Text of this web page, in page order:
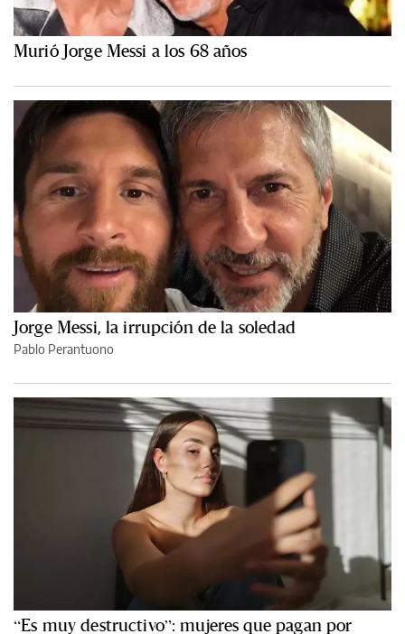
Murió Jorge Messi a los 68 años
Jorge Messi, la irrupción de la soledad
Pablo Perantuono
“Es muy destructivo”: mujeres que pagan por